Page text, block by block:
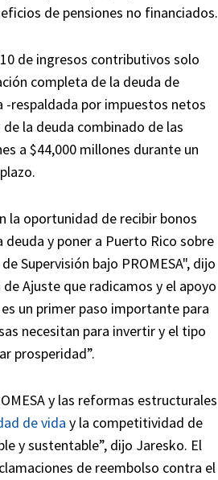
de pensiones no financiados.
de ingresos contributivos solo
completa de la deuda de
-respaldada por impuestos netos
la deuda combinado de las
a $44,000 millones durante un
la oportunidad de recibir bonos
y poner a Puerto Rico sobre
Supervisión bajo PROMESA", dijo
Ajuste que radicamos y el apoyo
un primer paso importante para
necesitan para invertir y el tipo
prosperidad”.
y las reformas estructurales
de vida y la competitividad de
y sustentable”, dijo Jaresko. El
de reembolso contra el